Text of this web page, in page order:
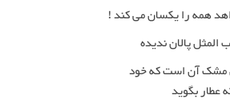
همه را یکسان می کند !
پالان ندیده
مشک آن است که خود
عطار بگوید